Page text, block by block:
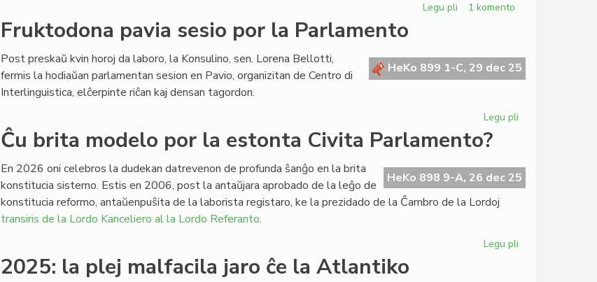
Legu pli
de
la
1 komento
Fruktodona pavia sesio por la Parlamento
HeKo 899 1-C, 29 dec 25
Post preskaŭ kvin horoj da laboro, la Konsulino, sen. Lorena Bellotti,
fermis la hodiaŭan parlamentan sesion en Pavio, organizitan de Centro di
Interlinguistica, elĉerpinte riĉan kaj densan tagordon.
Legu pli
por
la
Ĉu brita modelo por la estonta Civita Parlamento?
HeKo 898 9-A, 26 dec 25
En 2026 oni celebros la dudekan datrevenon de profunda ŝanĝo en la brita
konstitucia sistemo. Estis en 2006, post la antaŭjara aprobado de la leĝo de
konstitucia reformo, antaŭenpuŝita de la laborista registaro, ke la prezidado de la Ĉambro de la Lordoj
transiris de la Lordo Kanceliero al la Lordo Referanto.
Legu pli
2025: la plej malfacila jaro ĉe la Atlantiko